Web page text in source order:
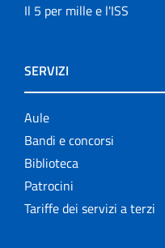
Il 5 per mille e l'ISS
SERVIZI
Aule
Bandi e concorsi
Biblioteca
Patrocini
Tariffe dei servizi a terzi